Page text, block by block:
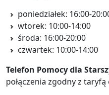
poniedziałek: 16:00-
wtorek: 10:00-14:00
środa: 16:00-20:00
czwartek: 10:00-14:00
Telefon Pomocy dla
połączenia zgodny z